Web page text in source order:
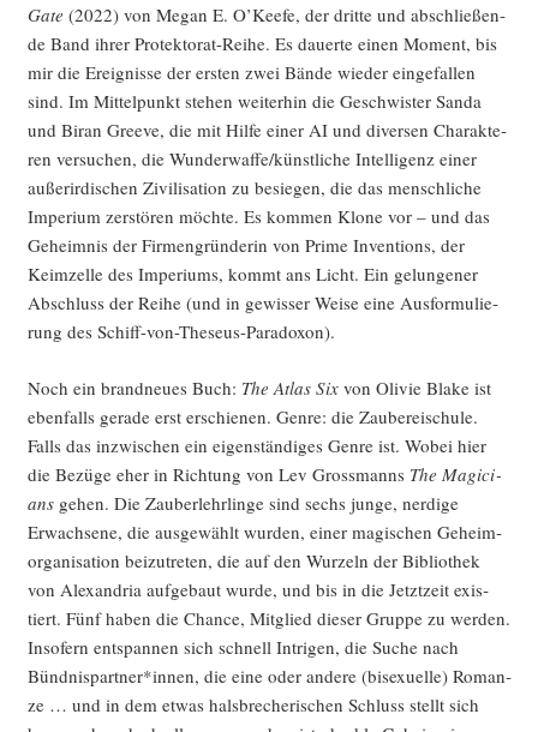
Gate (2022) von Megan E. O’Kee­fe, der drit­te und abschlie­ßen­
de Band ihrer Pro­tek­to­rat-Rei­he. Es dau­er­te einen Moment, bis
mir die Ereig­nis­se der ers­ten zwei Bän­de wie­der ein­ge­fal­len
sind. Im Mit­tel­punkt ste­hen wei­ter­hin die Geschwis­ter San­da
und Biran Gree­ve, die mit Hil­fe einer AI und diver­sen Cha­rak­te­
ren ver­su­chen, die Wunderwaffe/künstliche Intel­li­genz einer
außer­ir­di­schen Zivi­li­sa­ti­on zu besie­gen, die das mensch­li­che
Impe­ri­um zer­stö­ren möch­te. Es kom­men Klo­ne vor – und das
Geheim­nis der Fir­men­grün­de­rin von Prime Inven­ti­ons, der
Keim­zel­le des Impe­ri­ums, kommt ans Licht. Ein gelun­ge­ner
Abschluss der Rei­he (und in gewis­ser Wei­se eine Aus­for­mu­lie­
rung des Schiff-von-Theseus-Paradoxon).
Noch ein brand­neu­es Buch: The Atlas Sixvon Oli­vie Bla­ke ist
eben­falls gera­de erst erschie­nen. Gen­re: die Zau­be­rei­schu­le.
Falls das inzwi­schen ein eigen­stän­di­ges Gen­re ist. Wobei hier
die Bezü­ge eher in Rich­tung von Lev Gross­manns The Magi­ci­
ansgehen. Die Zau­ber­lehr­lin­ge sind sechs jun­ge, nerdi­ge
Erwach­se­ne, die aus­ge­wählt wur­den, einer magi­schen Geheim­
or­ga­ni­sa­ti­on bei­zu­tre­ten, die auf den Wur­zeln der Biblio­thek
von Alex­an­dria auf­ge­baut wur­de, und bis in die Jetzt­zeit exis­
tiert. Fünf haben die Chan­ce, Mit­glied die­ser Grup­pe zu wer­den.
Inso­fern ent­span­nen sich schnell Intri­gen, die Suche nach
Bündnispartner*innen, die eine oder ande­re (bise­xu­el­le) Roman­
ze … und in dem etwas hals­bre­che­ri­schen Schluss stellt sich